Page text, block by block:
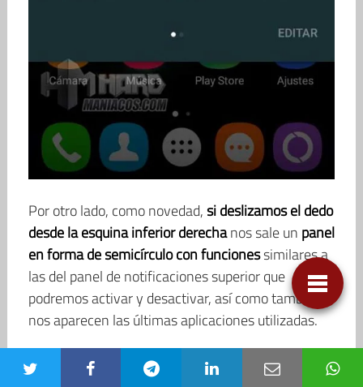
Por otro lado, como novedad,si deslizamos el dedo
desde la esquina inferior derechanos sale un panel
en forma de semicírculo con funcionessimilares a
las del panel de notificaciones superior que
podremos activar y desactivar, así como también
nos aparecen las últimas aplicaciones utilizadas.